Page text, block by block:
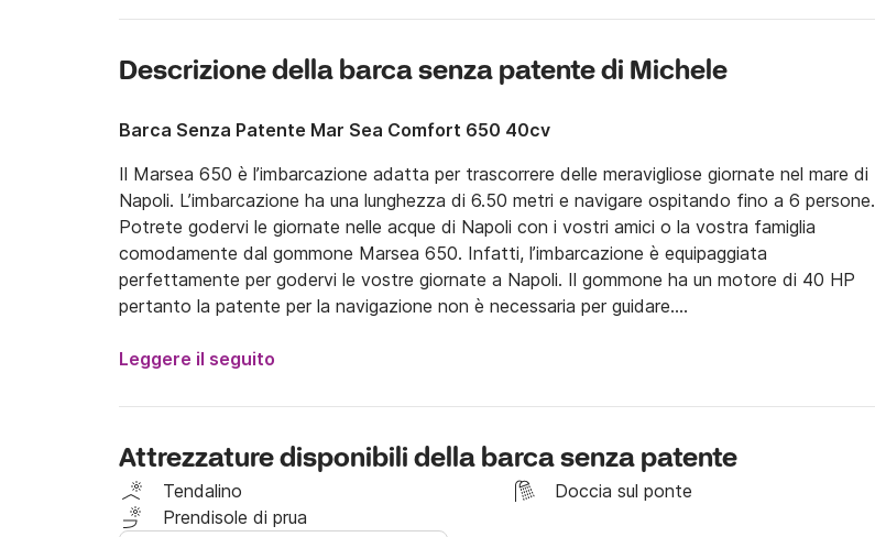
Descrizione della barca senza patente di Michele
Barca Senza Patente Mar Sea Comfort 650 40cv
Il Marsea 650 è l’imbarcazione adatta per trascorrere delle meravigliose giornate nel mare di
Napoli. L’imbarcazione ha una lunghezza di 6.50 metri e navigare ospitando fino a 6 persone.
Potrete godervi le giornate nelle acque di Napoli con i vostri amici o la vostra famiglia
comodamente dal gommone Marsea 650. Infatti, l’imbarcazione è equipaggiata
perfettamente per godervi le vostre giornate a Napoli. Il gommone ha un motore di 40 HP
pertanto la patente per la navigazione non è necessaria per guidare.
Il carburante è escluso dal prezzo.
Potrete partire da Mergellina a Napoli per raggiungere le meravigliose spiagge e calette che
nuotare nel mare cristallino, rilassandovi sul Marsea 650.
Contattateci su Click&Boat per organizzare le vostre giornate nel mare di Napoli!
Leggere il seguito
Attrezzature disponibili della barca senza patente
Tendalino
Doccia sul ponte
Prendisole di prua